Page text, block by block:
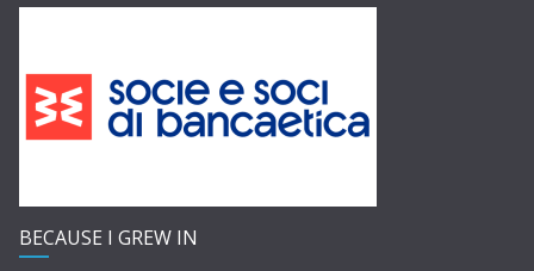
BECAUSE I GREW IN